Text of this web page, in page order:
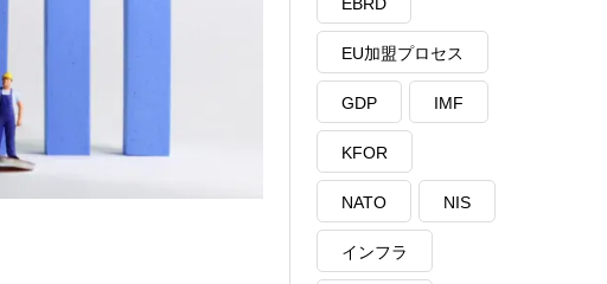
EU加盟プロセス
GDP IMF
KFOR
NATO NIS
インフラ